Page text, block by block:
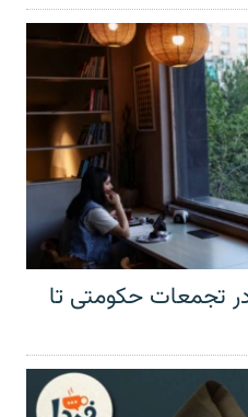
در تجمعات حکومتی تا